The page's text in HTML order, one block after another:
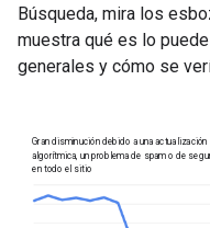
Búsqueda, mira los
muestra qué es lo
generales y cómo se
Gran disminución debido a una actualización
algorítmica, un problema de spam o de
en todo el sitio